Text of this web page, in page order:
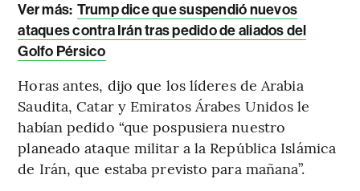
Ver más: Trump dice que suspendió nuevos
ataques contra Irán tras pedido de aliados del
Golfo Pérsico
Horas antes, dijo que los líderes de Arabia
Saudita, Catar y Emiratos Árabes Unidos le
habían pedido “que pospusiera nuestro
planeado ataque militar a la República Islámica
de Irán, que estaba previsto para mañana”.